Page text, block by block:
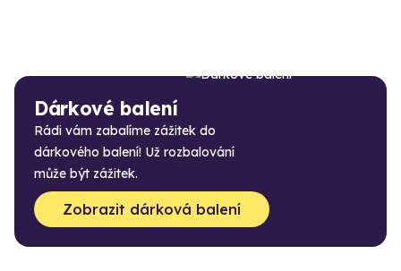
Dárkové balení
Rádi vám zabalíme zážitek do
dárkového balení! Už rozbalování
může být zážitek.
Zobrazit dárková balení